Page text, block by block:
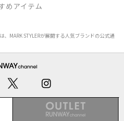
めアイテム
MARK STYLERが展開する人気ブランドの公式通